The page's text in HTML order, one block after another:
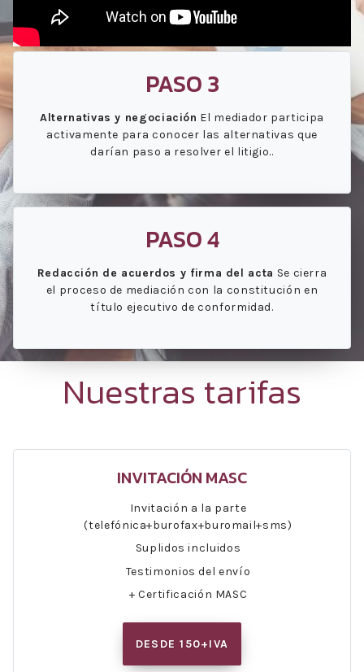
PASO 3
Alternativas y negociación El mediador participa
activamente para conocer las alternativas que
darían paso a resolver el litigio..
PASO 4
Redacción de acuerdos y firma del acta Se cierra
el proceso de mediación con la constitución en
título ejecutivo de conformidad.
Nuestras tarifas
INVITACIÓN MASC
Invitación a la parte
(telefónica+burofax+buromail+sms)
Suplidos incluidos
Testimonios del envío
+ Certificación MASC
DESDE 150+IVA